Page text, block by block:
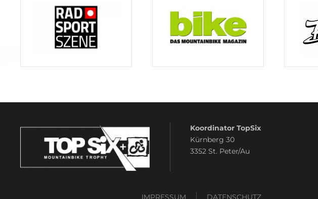
Koordinator TopSix
Kürnberg 30
3352 St. Peter/Au
IMPRESSUM DATENSCHUTZ